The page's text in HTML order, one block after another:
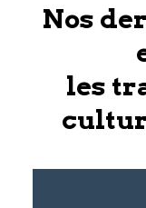
Nos
les